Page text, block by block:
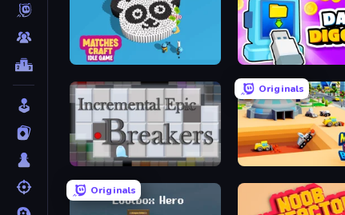
Matches Craft - Idle Game Data Diggers
Incremental Epic Breakers
Originals
Martian Builders
Originals